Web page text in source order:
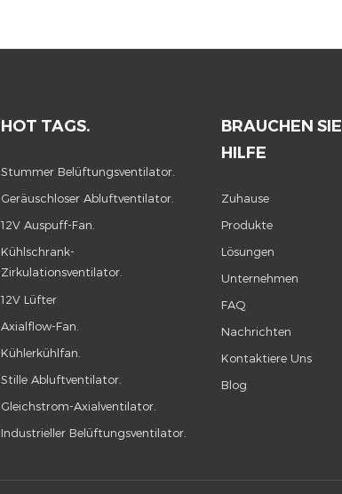
HOT TAGS.
Stummer Belüftungsventilator.
Geräuschloser Abluftventilator.
12V Auspuff-Fan.
Kühlschrank-
Zirkulationsventilator.
12V Lüfter
Axialflow-Fan.
Kühlerkühlfan.
Stille Abluftventilator.
Gleichstrom-Axialventilator.
Industrieller Belüftungsventilator.
BRAUCHEN SIE
HILFE
Zuhause
Produkte
Lösungen
Unternehmen
FAQ
Nachrichten
Kontaktiere Uns
Blog